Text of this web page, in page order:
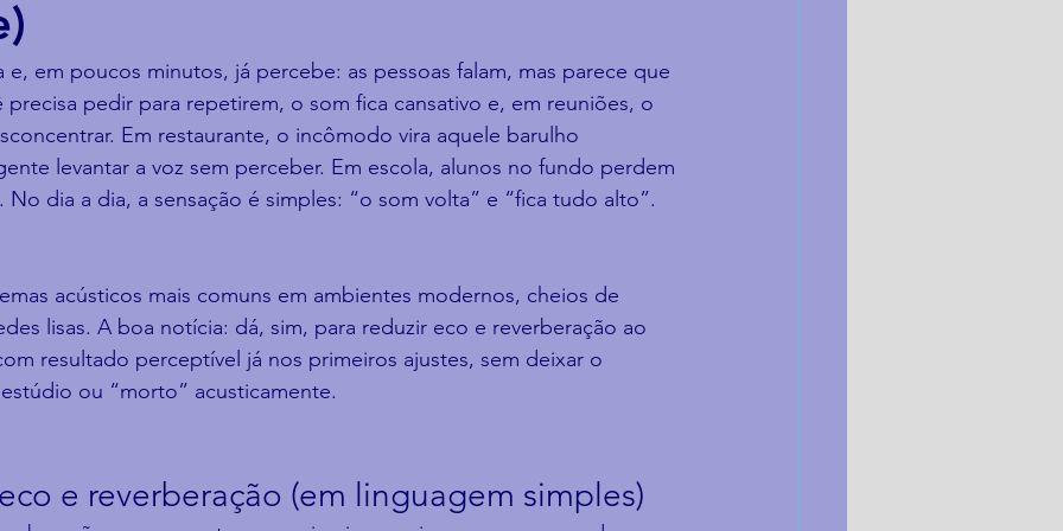
e, em poucos minutos, já percebe: as pessoas falam, mas parece que
precisa pedir para repetirem, o som fica cansativo e, em reuniões, o
Em restaurante, o incômodo vira aquele barulho
levantar a voz sem perceber. Em escola, alunos no fundo perdem
No dia a dia, a sensação é simples: “o som volta” e “fica tudo alto”.
acústicos mais comuns em ambientes modernos, cheios de
lisas. A boa notícia: dá, sim, para reduzir eco e reverberação ao
resultado perceptível já nos primeiros ajustes, sem deixar o
ou “morto” acusticamente.
e reverberação (em linguagem simples)